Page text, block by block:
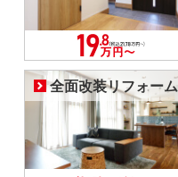
全面改装リフォーム